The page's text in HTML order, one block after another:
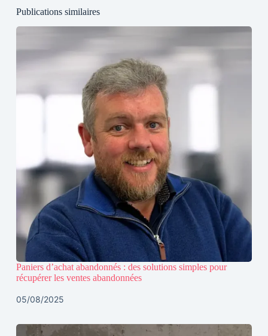
Publications similaires
Paniers d’achat abandonnés : des solutions simples pour
récupérer les ventes abandonnées
05/08/2025